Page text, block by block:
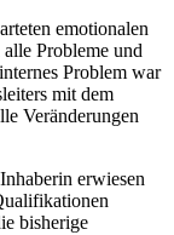
emotionalen
Probleme und
Problem war
mit dem
Veränderungen
erwiesen
bisherige